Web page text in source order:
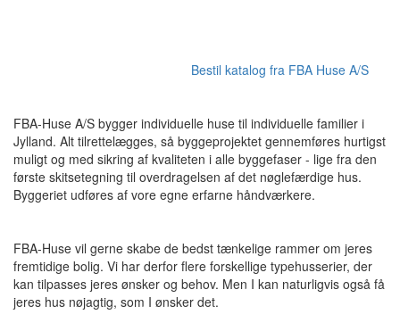
Bestil katalog fra FBA Huse A/S
FBA-Huse A/S bygger individuelle huse til individuelle familier i
Jylland. Alt tilrettelægges, så byggeprojektet gennemføres hurtigst
muligt og med sikring af kvaliteten i alle byggefaser - lige fra den
første skitsetegning til overdragelsen af det nøglefærdige hus.
Byggeriet udføres af vore egne erfarne håndværkere.
FBA-Huse vil gerne skabe de bedst tænkelige rammer om jeres
fremtidige bolig. Vi har derfor flere forskellige typehusserier, der
kan tilpasses jeres ønsker og behov. Men I kan naturligvis også få
jeres hus nøjagtig, som I ønsker det.